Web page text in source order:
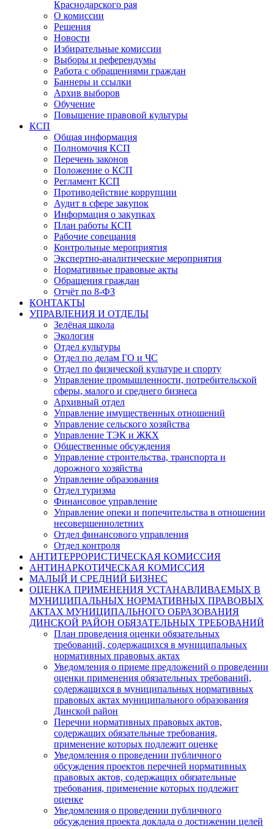
Краснодарского рая
О комиссии
Решения
Новости
Избирательные комиссии
Выборы и референдумы
Работа с обращениями граждан
Баннеры и ссылки
Архив выборов
Обучение
Повышение правовой культуры
КСП
Общая информация
Полномочия КСП
Перечень законов
Положение о КСП
Регламент КСП
Противодействие коррупции
Аудит в сфере закупок
Информация о закупках
План работы КСП
Рабочие совещания
Контрольные мероприятия
Экспертно-аналитические мероприятия
Нормативные правовые акты
Обращения граждан
Отчёт по 8-ФЗ
КОНТАКТЫ
УПРАВЛЕНИЯ И ОТДЕЛЫ
Зелёная школа
Экология
Отдел культуры
Отдел по делам ГО и ЧС
Отдел по физической культуре и спорту
Управление промышленности, потребительской
сферы, малого и среднего бизнеса
Архивный отдел
Управление имущественных отношений
Управление сельского хозяйства
Управление ТЭК и ЖКХ
Общественные обсуждения
Управление строительства, транспорта и
дорожного хозяйства
Управление образования
Отдел туризма
Финансовое управление
Управление опеки и попечительства в отношении
несовершеннолетних
Отдел финансового управления
Отдел контроля
АНТИТЕРРОРИСТИЧЕСКАЯ КОМИССИЯ
АНТИНАРКОТИЧЕСКАЯ КОМИССИЯ
МАЛЫЙ И СРЕДНИЙ БИЗНЕС
ОЦЕНКА ПРИМЕНЕНИЯ УСТАНАВЛИВАЕМЫХ В
МУНИЦИПАЛЬНЫХ НОРМАТИВНЫХ ПРАВОВЫХ
АКТАХ МУНИЦИПАЛЬНОГО ОБРАЗОВАНИЯ
ДИНСКОЙ РАЙОН ОБЯЗАТЕЛЬНЫХ ТРЕБОВАНИЙ
План проведения оценки обязательных
требований, содержащихся в муниципальных
нормативных правовых актах
Уведомления о приеме предложений о проведении
оценки применения обязательных требований,
содержащихся в муниципальных нормативных
правовых актах муниципального образования
Динской район
Перечни нормативных правовых актов,
содержащих обязательные требования,
применение которых подлежит оценке
Уведомления о проведении публичного
обсуждения проектов перечней нормативных
правовых актов, содержащих обязательные
требования, применение которых подлежит
оценке
Уведомления о проведении публичного
обсуждения проекта доклада о достижении целей